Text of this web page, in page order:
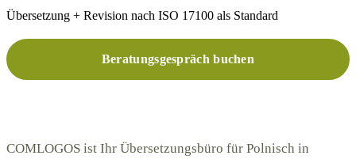
Übersetzung + Revision nach ISO 17100 als Standard
Beratungsgespräch buchen
COMLOGOS ist Ihr Übersetzungsbüro für Polnisch in